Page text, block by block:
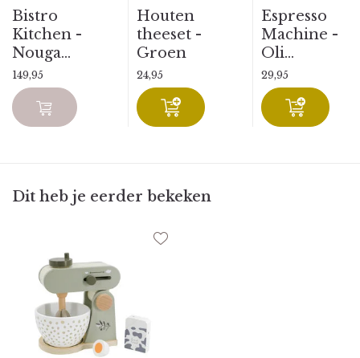
Bistro
Kitchen -
Nouga...
149,95
Houten
theeset -
Groen
24,95
Espresso
Machine -
Oli...
29,95
Dit heb je eerder bekeken